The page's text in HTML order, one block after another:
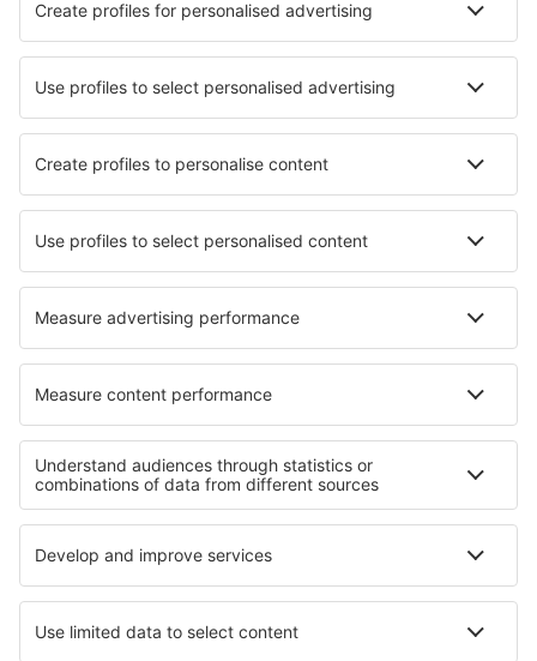
Hotels in Montembœuf Hotels in Saussay-la-Campagne
Hotels in Asen Hotels in Jutigny Hotels in Essex
Hotels in Villafranca dʼAsti
Hotels in Nationaal Park Bory Tucholskie
Hotels in Pomeranian Hotels in Lesser Poland
Hotels in Ñuble Hotels in Berchtesgaden
Hotels op Nassau Hotels in Bad Kleinkirchheim
Hotels in Nationaal park Bontebok